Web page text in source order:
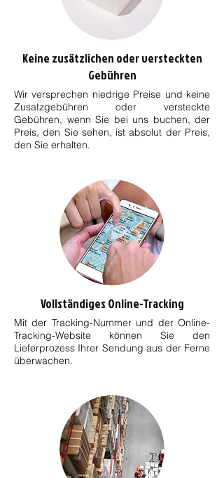
Keine zusätzlichen oder versteckten
Gebühren
Wir versprechen niedrige Preise und keine
Zusatzgebühren oder versteckte
Gebühren, wenn Sie bei uns buchen, der
Preis, den Sie sehen, ist absolut der Preis,
den Sie erhalten.
Vollständiges Online-Tracking
Mit der Tracking-Nummer und der Online-
Tracking-Website können Sie den
Lieferprozess Ihrer Sendung aus der Ferne
überwachen.